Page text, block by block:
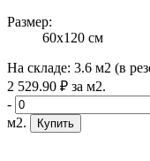
Размер:
60x120 см
На складе: 3.6 м2 (в
2 529.90 ₽ за м2.
-
м2.
Купить